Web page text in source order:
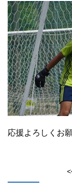
応援よろしくお